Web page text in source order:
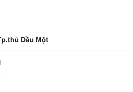
Dầu Một